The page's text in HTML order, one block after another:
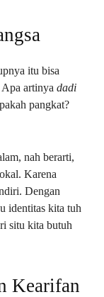
itu bisa
Apa artinyadadi
pangkat?
nah berarti,
Karena
Dengan
identitas kita tuh
situ kita butuh
Kearifan